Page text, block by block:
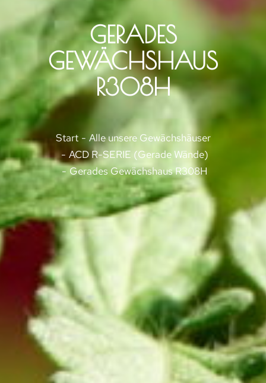
GERADES
GEWÄCHSHAUS
R308H
Sie befinden sich hier:
Start
Alle unsere Gewächshäuser
ACD R-SERIE (Gerade Wände)
Gerades Gewächshaus R308H